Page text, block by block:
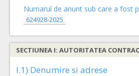
Numarul de anunt sub care a fost
624928-2025
SECTIUNEA I: AUTORITATEA
I.1) Denumire si adrese